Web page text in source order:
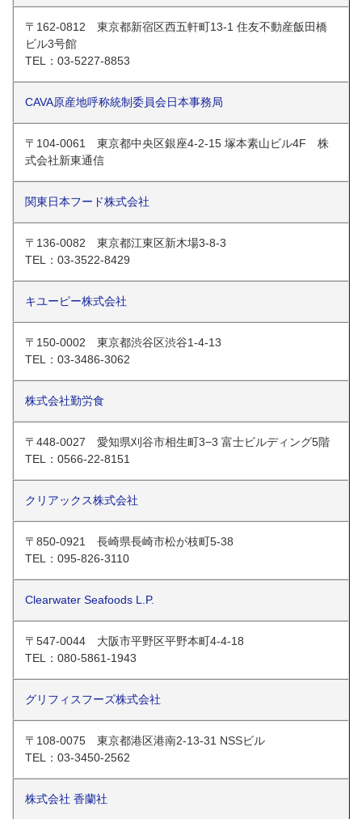
〒162-0812 東京都新宿区西五軒町13-1 住友不動産飯田橋
ビル3号館
TEL：03-5227-8853
CAVA原産地呼称統制委員会日本事務局
〒104-0061 東京都中央区銀座4-2-15 塚本素山ビル4F 株
式会社新東通信
関東日本フード株式会社
〒136-0082 東京都江東区新木場3-8-3
TEL：03-3522-8429
キユーピー株式会社
〒150-0002 東京都渋谷区渋谷1-4-13
TEL：03-3486-3062
株式会社勤労食
〒448-0027 愛知県刈谷市相生町3−3 富士ビルディング5階
TEL：0566-22-8151
クリアックス株式会社
〒850-0921 長崎県長崎市松が枝町5-38
TEL：095-826-3110
Clearwater Seafoods L.P.
〒547-0044 大阪市平野区平野本町4-4-18
TEL：080-5861-1943
グリフィスフーズ株式会社
〒108-0075 東京都港区港南2-13-31 NSSビル
TEL：03-3450-2562
株式会社 香蘭社